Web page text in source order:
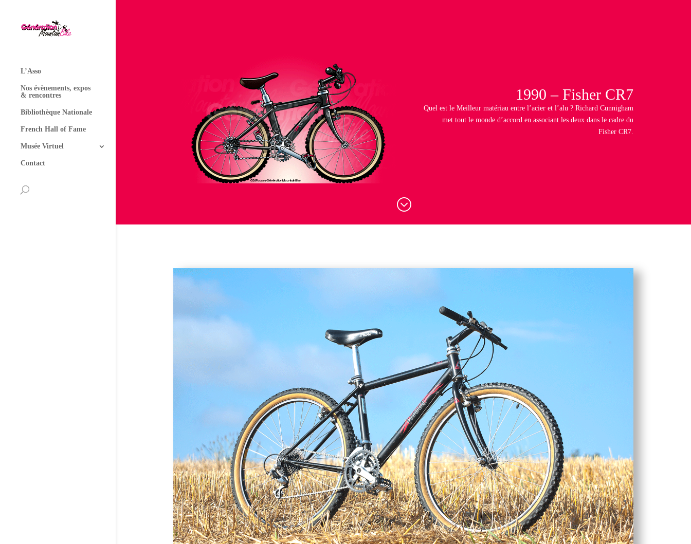
L’Asso
Nos évènements, expos
& rencontres
Bibliothèque Nationale
French Hall of Fame
Musée Virtuel
Contact
1990 – Fisher CR7
Quel est le Meilleur matériau entre l’acier et l’alu ? Richard Cunnigham
met tout le monde d’accord en associant les deux dans le cadre du
Fisher CR7.
;